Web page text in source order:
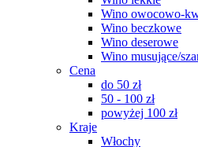
Wino owocowo-
Wino beczkowe
Wino deserowe
Wino musujące/
Cena
do 50 zł
50 - 100 zł
powyżej 100 zł
Kraje
Włochy